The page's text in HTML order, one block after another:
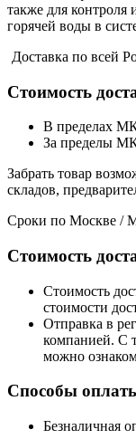
также для контроля
горячей воды в
Доставка по всей
Стоимость
В пределах
За пределы
Забрать товар
складов,
Сроки по Москве /
Стоимость
Стоимость
стоимости
Отправка в
компанией. С
можно
Способы
Безналичная